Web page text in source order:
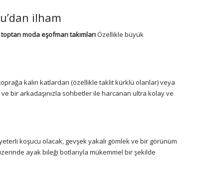
ilham
toptan moda eşofman takımlarıÖzellikle büyük
kalın katlardan (özellikle taklit kürklü olanlar) veya
bir arkadaşınızla sohbetler ile harcanan ultra kolay ve
koşucu olacak, gevşek yakalı gömlek ve bir görünüm
ayak bileği botlarıyla mükemmel bir şekilde